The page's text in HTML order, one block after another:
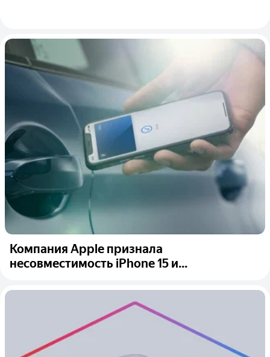
Компания Apple признала
несовместимость iPhone 15 и...